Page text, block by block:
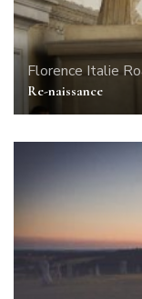
Florence Italie
Re-naissance